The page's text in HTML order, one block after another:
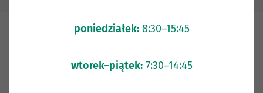
(ang. Warsaw Interbank Offered Rate)
poniedziałek:8:30–15:45
wtorek–piątek:7:30–14:45